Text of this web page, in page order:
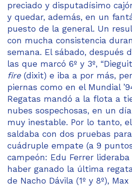
preciado y disputadísimo
y quedar, además, en un
puesto de la general. Un
con mucha consistencia
semana. El sábado, después
las que marcó 6º y 3º,
fire(dixit) e iba a por más,
piernas como en el Mundial
Regatas mandó a la flota a
nubes sospechosas, en un
muy inestable. Por lo tanto,
saldaba con dos pruebas
cuádruple empate (a 9
campeón: Edu Ferrer
haber ganado la última regata
de Nacho Dávila (1º y 8º),